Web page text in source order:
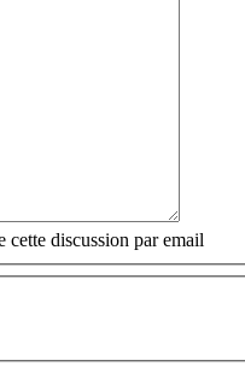
cette discussion par email